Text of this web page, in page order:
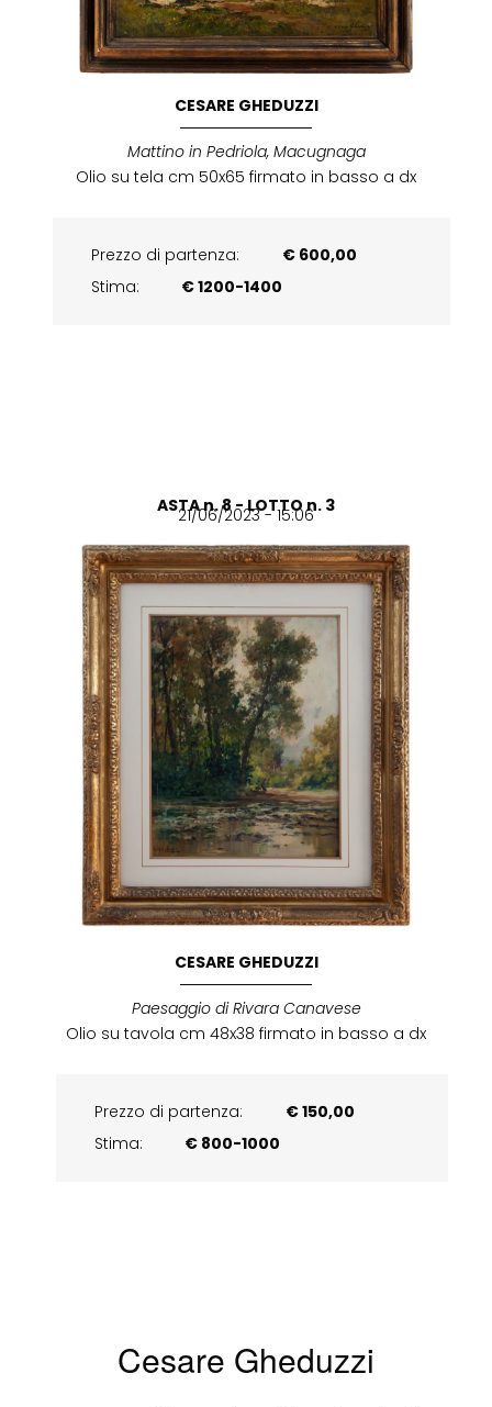
CESARE GHEDUZZI
Mattino in Pedriola, Macugnaga
Olio su tela cm 50x65 firmato in basso a dx
Prezzo di partenza:
€ 600,00
Stima:
€ 1200-1400
ASTA n. 8 - LOTTO n. 3
21/06/2023 - 15:06
CESARE GHEDUZZI
Paesaggio di Rivara Canavese
Olio su tavola cm 48x38 firmato in basso a dx
Prezzo di partenza:
€ 150,00
Stima:
€ 800-1000
Cesare Gheduzzi